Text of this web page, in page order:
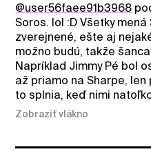
@user56faee91b3968
Soros. lol :D Všetky
zverejnené, ešte aj
možno budú, takže
Napríklad Jimmy Pé bol
až priamo na Sharpe,
to splnia, keď nimi
Zobraziť vlákno